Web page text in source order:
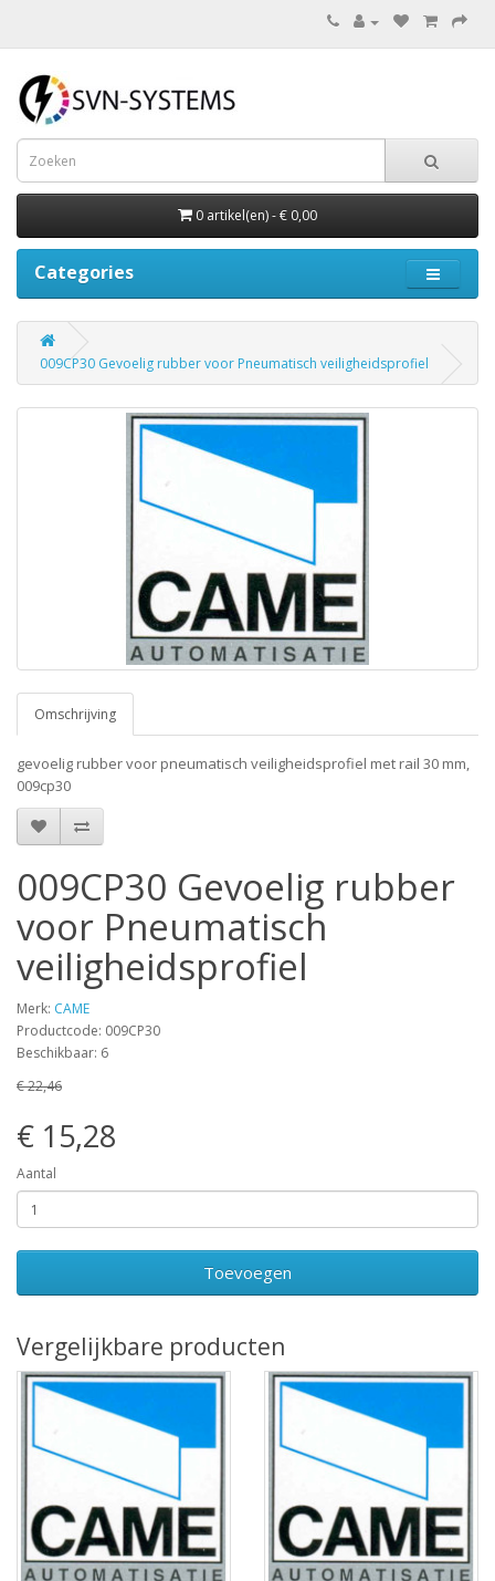
0 artikel(en) - € 0,00
Categories
009CP30 Gevoelig rubber voor Pneumatisch veiligheidsprofiel
Omschrijving
gevoelig rubber voor pneumatisch veiligheidsprofiel met rail 30 mm,
009cp30
009CP30 Gevoelig rubber
voor Pneumatisch
veiligheidsprofiel
Merk: CAME
Productcode: 009CP30
Beschikbaar: 6
€ 22,46
€ 15,28
Aantal
Toevoegen
Vergelijkbare producten